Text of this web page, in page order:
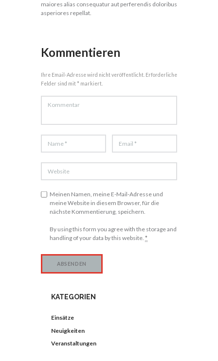
maiores alias consequatur aut perferendis doloribus
asperiores repellat.
Kommentieren
Ihre Email-Adresse wird nicht veröffentlicht. Erforderliche
Felder sind mit * markiert.
Meinen Namen, meine E-Mail-Adresse und
meine Website in diesem Browser, für die
nächste Kommentierung, speichern.
By using this form you agree with the storage and
handling of your data by this website. *
KATEGORIEN
Einsätze
Neuigkeiten
Veranstaltungen